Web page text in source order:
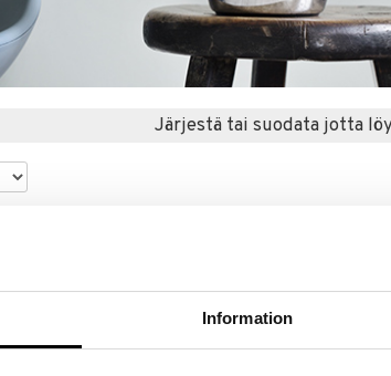
Information
Järjestä tai suodata jotta